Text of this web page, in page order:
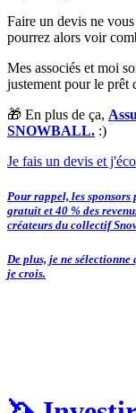
Faire un devis ne
pourrez alors voir
Mes associés et moi
justement pour le prêt
🎁 En plus de ça,
SNOWBALL. :)
Je fais un devis et
Pour rappel, les
gratuit et 40 % des
créateurs du collectif
De plus, je ne sélectionne
je crois.